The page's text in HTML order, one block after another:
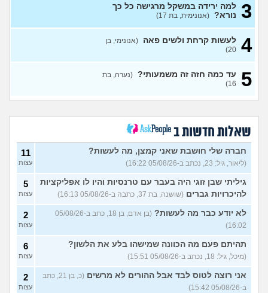
הן לא אוהבות את זה?
(אריה, בן 26)
איך להתמודד עם הערות על
המשקל שלי?
(אישה, בת 21)
על ריח רע מהנרתיק
(אינה,
בת 32)
מהי האינדיקציה ההכי טובה
11
אני מתבייש ולא יודע מה
לעשות בקיץ בים או בריכה
(אנונימי, בן 13)
רופא שיניים נזף בי, דמעתי כל
הטיפול
(תות, בת 34)
6
עד כמה אני מבלבלת בנות
באופן הלבוש שלי והדיבור שלי,
צריכה עצה
(עדן, בת 24)
4
עצות
האם אימוני קליסטניקס באמת
טובים יותר?
(מתלבט, בן 32)
4
עצות
בת 16, והשיער שלי ממש נושר
ואני לא יודעת מה לעשות?
(אליאנה, בת 16)
3 למה ירידה במשקל מרגישה כל כך
נורא? (אנונימית, בת 17)
4 לעשות קרחת ולשים פאה (אנונימי, בן
20)
5 עד כמה חזה זה משמעותי? (נערה, בת
16)
שאלות חדשות ב
חברה שלי חושבת שאני קמצן, מה לעשות?
(ליאור, גיל: 23, נכתב ב-05/08/26 16:22)
11
עצות
גיליתי שבן זוגי היה בעבר עם טרנסיות והיו לו אפליקציות
להיכרויות גברים (שושנה, בת 37, כתבה ב-05/08/26 16:13)
5
עצות
לא יודע כבר מה לעשות?
(בן אדם, בן 18, כתב ב-05/08/26
16:02)
2
עצות
תהיתם פעם מה הכוונה שמישהו בלע את הלשון?
(מיכל, גיל: 18, נכתב ב-05/08/26 15:51)
6
עצות
אני רוצה לטוס לבד אבל ההורים לא מרשים
(כ, בן 21, כתב
ב-05/08/26 15:42)
2
עצות